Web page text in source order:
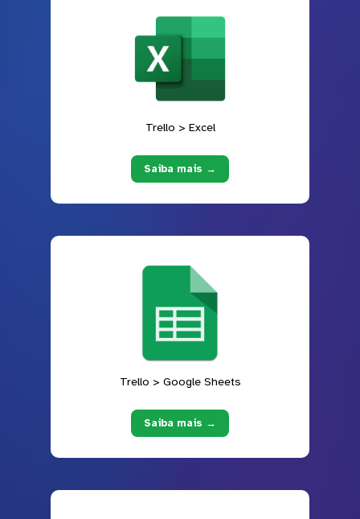
Trello > Excel
Saiba mais →
Trello > Google Sheets
Saiba mais →